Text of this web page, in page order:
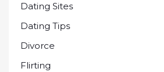
Dating Sites
Dating Tips
Divorce
Flirting